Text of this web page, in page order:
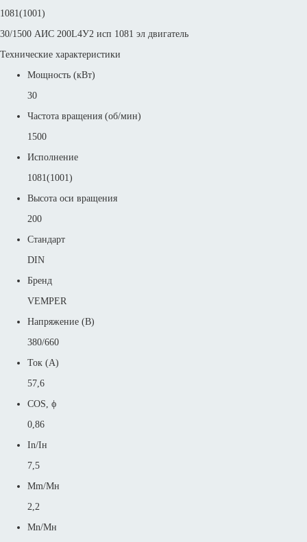
1081(1001)
30/1500 АИС 200L4У2 исп 1081 эл двигатель
Технические характеристики
Мощность (кВт)
30
Частота вращения (об/мин)
1500
Исполнение
1081(1001)
Высота оси вращения
200
Стандарт
DIN
Бренд
VEMPER
Напряжение (В)
380/660
Ток (А)
57,6
COS, ϕ
0,86
In/Iн
7,5
Mm/Mн
2,2
Mn/Mн